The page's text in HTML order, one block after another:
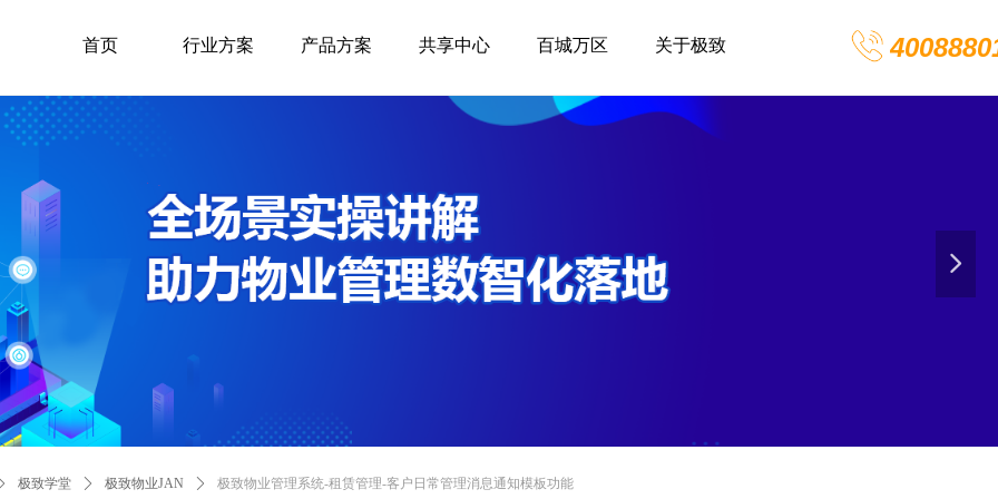
首页 行业方案 产品方案 共享中心 百城万区 关于极致
넲
极致学堂 ꄲ 极致物业JAN ꄲ 极致物业管理系统-租赁管理-客户日常管理消息通知模板功能